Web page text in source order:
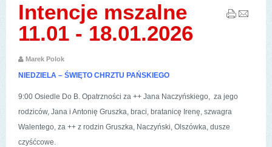
Intencje mszalne
11.01 - 18.01.2026
Marek Polok
NIEDZIELA – ŚWIĘTO CHRZTU PAŃSKIEGO
9:00 Osiedle Do B. Opatrzności za ++ Jana Naczyńskiego, za jego
rodziców, Jana i Antonię Gruszka, braci, bratanicę Irenę, szwagra
Walentego, za ++ z rodzin Gruszka, Naczyński, Olszówka, dusze
czyśćcowe.